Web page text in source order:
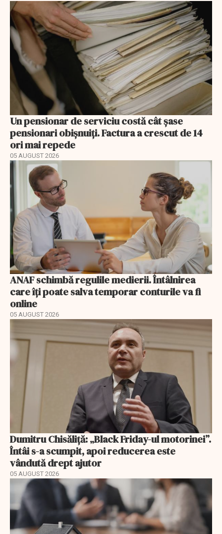
Un pensionar de serviciu costă cât șase
pensionari obișnuiți. Factura a crescut de 14
ori mai repede
05 AUGUST 2026
ANAF schimbă regulile medierii. Întâlnirea
care îți poate salva temporar conturile va fi
online
05 AUGUST 2026
Dumitru Chisăliță: „Black Friday-ul motorinei”.
Întâi s-a scumpit, apoi reducerea este
vândută drept ajutor
05 AUGUST 2026